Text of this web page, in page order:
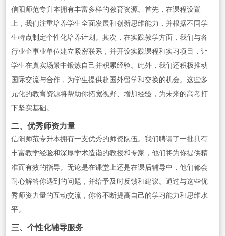
信阳师范专升本拥有丰富多样的教育资源。首先，在课程设置
上，我们注重培养学生全面发展和创新思维能力，并根据不同学
生特点制定个性化培养计划。其次，在实践教学方面，我们与各
行业企事业单位建立紧密联系，并开设实践课程和实习项目，让
学生在真实场景中锻炼自己并积累经验。此外，我们还积极推动
国际交流与合作，为学生提供赴国外留学和交换的机会。这些多
元化的教育资源将帮助你拓宽视野、增加经验，为未来的高考打
下坚实基础。
二、优秀师资力量
信阳师范专升本拥有一支优秀的师资队伍。我们聘请了一批具有
丰富教学经验和深厚学术造诣的教授和专家，他们将为你提供精
准而有效的指导。无论是在课堂上还是在课后辅导中，他们都会
耐心解答你遇到的问题，并给予及时反馈和建议。通过与这些优
秀师资力量的互动交流，你将不断提高自己的学习能力和思维水
平。
三、个性化辅导服务